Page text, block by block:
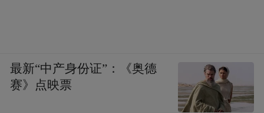
最新“中产身份证”：《奥德
赛》点映票